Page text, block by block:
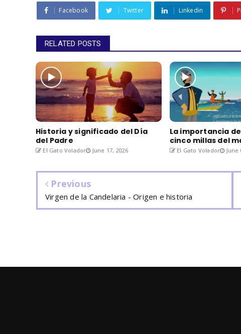
Facebook Twitter Linkedin
RELATED POSTS
Historia y significado del Día
del Padre
El Gato Volador June 17, 2026
La importancia
cinco millas del
El Gato Volador June
Previous
Virgen de la Candelaria - Origen e historia